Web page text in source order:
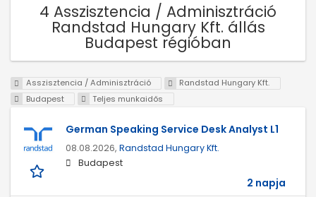
4 Asszisztencia / Adminisztráció
Randstad Hungary Kft. állás
Budapest régióban
Asszisztencia / Adminisztráció
Randstad Hungary Kft.
Budapest
Teljes munkaidős
German Speaking Service Desk Analyst L1
08.08.2026, Randstad Hungary Kft.
Budapest
2 napja